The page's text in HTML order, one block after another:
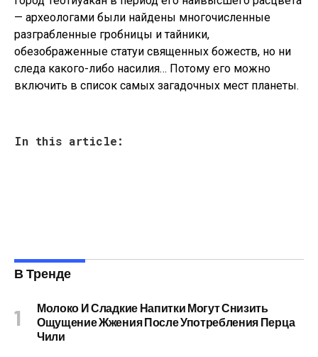
— археологами были найдены многочисленные
разграбленные гробницы и тайники,
обезображенные статуи священных божеств, но ни
следа какого-либо насилия… Потому его можно
включить в список самых загадочных мест планеты.
In this article:
В Тренде
Молоко И Сладкие Напитки Могут Снизить
Ощущение Жжения После Употребления Перца
Чили